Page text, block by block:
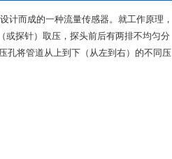
计而成的一种流量传感器。就工作原理，
或探针）取压，探头前后有两排不均匀分
孔将管道从上到下（从左到右）的不同压